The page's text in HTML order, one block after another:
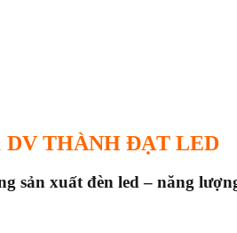
THÀNH ĐẠT LED
sản xuất đèn led – năng